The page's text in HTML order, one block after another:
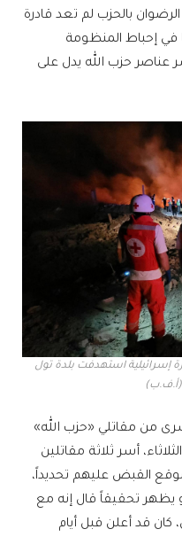
بالحزب لم تعد قادرة
في إحباط المنظومة
عناصر حزب الله يدل على
إسرائيلية استهدفت بلدة تول
(أ.ف.ب)
من مقاتلي «حزب الله»
مساء الثلاثاء، أسر ثلاثة مقاتلين
القبض عليهم تحديداً،
تحقيقاً قال إنه مع
قد أعلن قبل أيام